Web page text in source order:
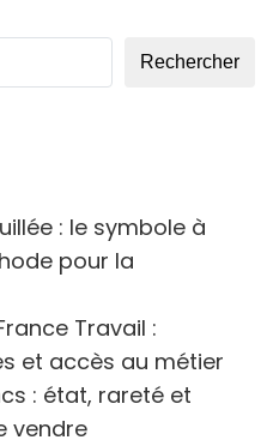
Rechercher
: le symbole à
pour la
Travail :
et accès au métier
: état, rareté et
vendre